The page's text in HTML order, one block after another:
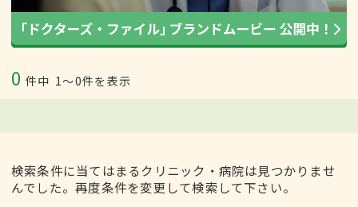
0 件中 1〜0件を表示
検索条件に当てはまるクリニック・病院は見つかりませ
んでした。再度条件を変更して検索して下さい。